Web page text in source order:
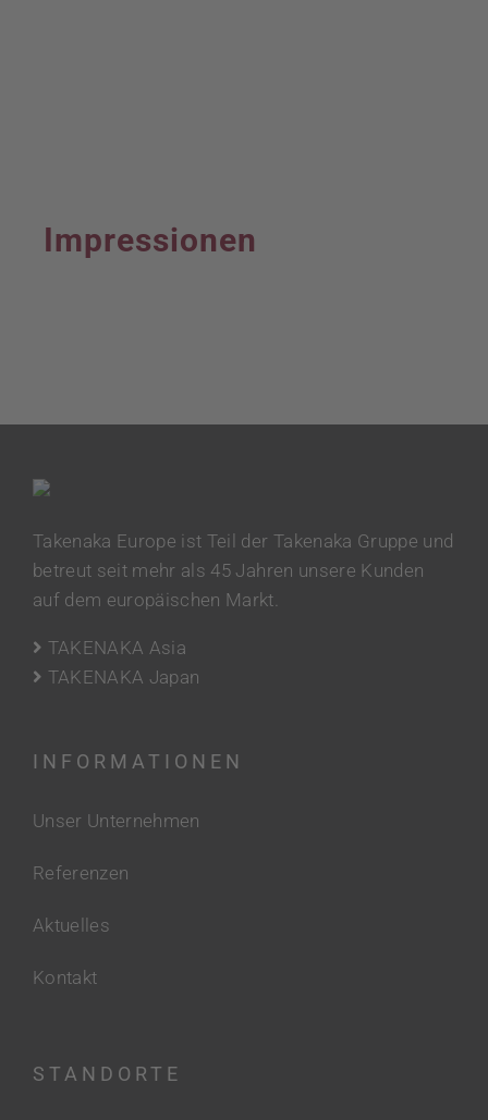
Impressionen
Takenaka Europe ist Teil der Takenaka Gruppe und
betreut seit mehr als 45 Jahren unsere Kunden
auf dem europäischen Markt.
TAKENAKA Asia
TAKENAKA Japan
INFORMATIONEN
Unser Unternehmen
Referenzen
Aktuelles
Kontakt
STANDORTE